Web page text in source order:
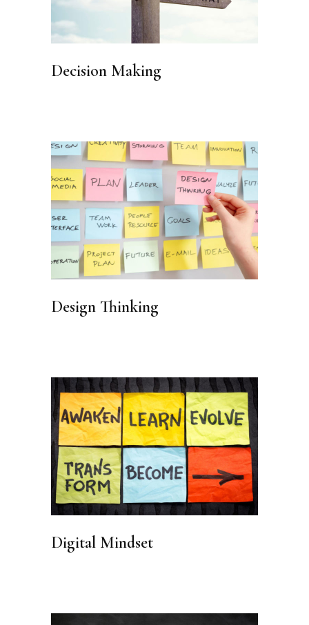
Decision Making
Design Thinking
Digital Mindset